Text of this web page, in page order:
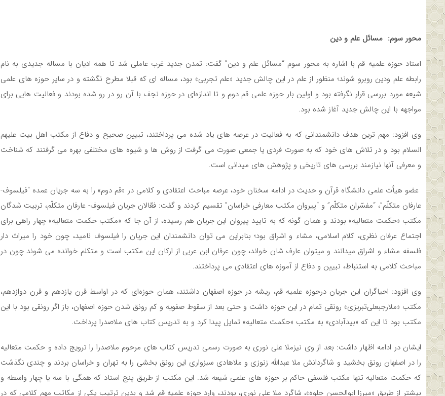
محور سوم: مسائل علم و دین
استاد حوزه علمیه قم با اشاره به محور سوم “مسائل علم و دین” گفت: تمدن جدید غرب عاملی شد تا همه ادیان با مساله جدیدی به نام
رابطه علم ودین روبرو شوند؛ منظور از علم در این چالش جدید «علم تجربی» بود، مساله ای که قبلا مطرح نگشته و در سایر حوزه های علمی
شیعه مورد بررسی قرار نگرفته بود و اولین بار حوزه علمی قم دوم و تا اندازه‌ای در حوزه نجف با آن رو در رو شده بودند و فعالیت هایی برای
مواجهه با این چالش جدید آغاز شده بود.
وی افزود: مهم ترین هدف دانشمندانی که به فعالیت در عرصه های یاد شده می پرداختند، تبیین صحیح و دفاع از مکتب اهل بیت علیهم
السلام بود و در تلاش های خود که به صورت فردی یا جمعی صورت می گرفت از روش ها و شیوه های مختلفی بهره می گرفتند که شناخت
و معرفی آنها نیازمند بررسی های تاریخی و پژوهش های میدانی است.
عضو هیأت علمی دانشگاه قرآن و حدیث در ادامه سخنان خود، عرصه مباحث اعتقادی و کلامی در «قم دوم» را به سه جریان عمده “فیلسوف-
عارفان متکلّم”، “مفسّران متکلّم” و “پیروان مکتب معارفی خراسان” تقسیم کردند و گفت: فعّالان جریان فیلسوف- عارفان متکلّم، تربیت شدگان
مکتب «حکمت متعالیه» بودند و همان گونه که به تایید پیروان این جریان هم رسیده، از آن جا که «مکتب حکمت متعالیه» چهار راهی برای
اجتماع عرفان نظری، کلام اسلامی، مشاء و اشراق بود؛ بنابراین می توان دانشمندان این جریان را فیلسوف نامید، چون خود را میراث دار
فلسفه مشاء و اشراق میدانند و میتوان عارف شان خواند، چون عرفان ابن عربی از ارکان این مکتب است و متکلم خوانده می شوند چون در
مباحث کلامی به استنباط، تبیین و دفاع از آموزه های اعتقادی می پرداختند.
وی افزود: احیاگران این جریان درحوزه علمیه قم، ریشه در حوزه اصفهان داشتند، همان حوزه‌ای که در اواسط قرن یازدهم و قرن دوازدهم،
مکتب «ملارجبعلی‌تبریزی» رونقی تمام در این حوزه داشت و حتی بعد از سقوط صفویه و کم رونق شدن حوزه اصفهان، باز اگر رونقی بود با این
مکتب بود تا این که «بیدآبادی» به مکتب «حکمت متعالیه» تمایل پیدا کرد و به تدریس کتاب های ملاصدرا پرداخت.
ایشان در ادامه اظهار داشت: بعد از وی نیزملا علی نوری به صورت رسمی تدریس کتاب های مرحوم ملاصدرا را ترویج داده و حکمت متعالیه
را در اصفهان رونق بخشید و شاگردانش ملا عبدالله زنوزی و ملاهادی سبزواری این رونق بخشی را به تهران و خراسان بردند و چندی نگذشت
که حکمت متعالیه تنها مکتب فلسفی حاکم بر حوزه های علمی شیعه شد. این مکتب از طریق پنج استاد که همگی با سه یا چهار واسطه و
بیشتر از طریق «میرزا ابوالحسن جلوه»، شاگرد ملا علی نوری، بودند، وارد حوزه علمیه قم شد و بدین ترتیب یکی از مکاتب مهم کلامی که در